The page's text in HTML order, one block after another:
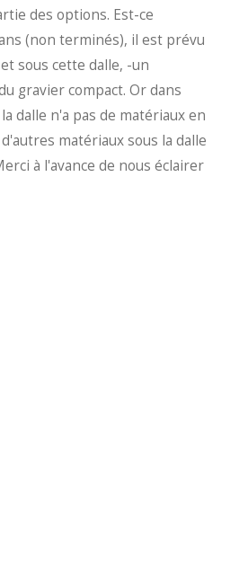
des options. Est-ce
(non terminés), il est prévu
sous cette dalle, -un
gravier compact. Or dans
dalle n'a pas de matériaux en
matériaux sous la dalle
à l'avance de nous éclairer